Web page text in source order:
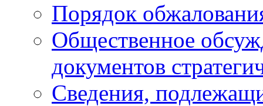
Порядок
Общественное
документов
Сведения,